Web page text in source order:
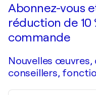
Abonnez-vous
réduction de
commande
Nouvelles
conseillers,